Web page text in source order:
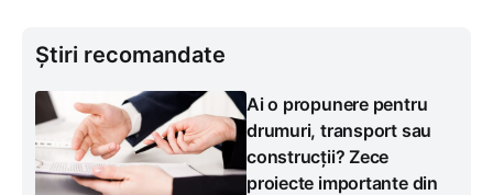
Știri recomandate
Ai o propunere pentru
drumuri, transport sau
construcții? Zece
proiecte importante din